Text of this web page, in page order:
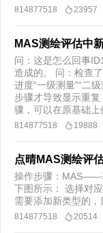
814877518 23957
MAS测绘评估中
问：这是怎么回事
造成的。 问：检查
进度“一级测量”“二
步骤才导致显示重
骤，可以在原基础上
814877518 19888
点晴MAS测绘评
操作步骤：MAS——
下图所示： 选择对
需要添加新类型的，
814877518 20514